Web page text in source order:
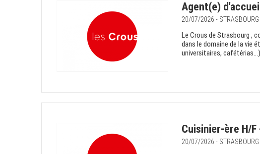
Agent(e)
20/07/2026 - STRASBOURG
Le Crous de Strasbourg ,
dans le domaine de la vie
universitaires,
Cuisinier-ère H/F
20/07/2026 - STRASBOURG